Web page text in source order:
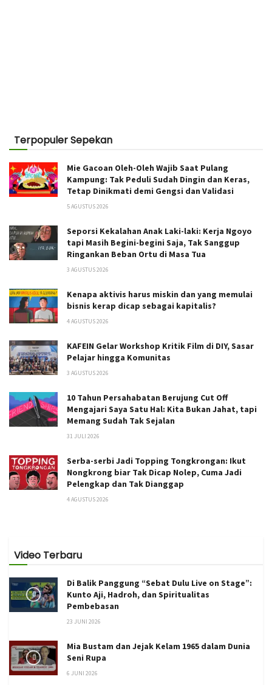
Terpopuler Sepekan
Mie Gacoan Oleh-Oleh Wajib Saat Pulang
Kampung: Tak Peduli Sudah Dingin dan Keras,
Tetap Dinikmati demi Gengsi dan Validasi
5 AGUSTUS 2026
Seporsi Kekalahan Anak Laki-laki: Kerja Ngoyo
tapi Masih Begini-begini Saja, Tak Sanggup
Ringankan Beban Ortu di Masa Tua
3 AGUSTUS 2026
Kenapa aktivis harus miskin dan yang memulai
bisnis kerap dicap sebagai kapitalis?
4 AGUSTUS 2026
KAFEIN Gelar Workshop Kritik Film di DIY, Sasar
Pelajar hingga Komunitas
3 AGUSTUS 2026
10 Tahun Persahabatan Berujung Cut Off
Mengajari Saya Satu Hal: Kita Bukan Jahat, tapi
Memang Sudah Tak Sejalan
31 JULI 2026
Serba-serbi Jadi Topping Tongkrongan: Ikut
Nongkrong biar Tak Dicap Nolep, Cuma Jadi
Pelengkap dan Tak Dianggap
4 AGUSTUS 2026
Video Terbaru
Di Balik Panggung “Sebat Dulu Live on Stage”:
Kunto Aji, Hadroh, dan Spiritualitas
Pembebasan
23 JUNI 2026
Mia Bustam dan Jejak Kelam 1965 dalam Dunia
Seni Rupa
6 JUNI 2026